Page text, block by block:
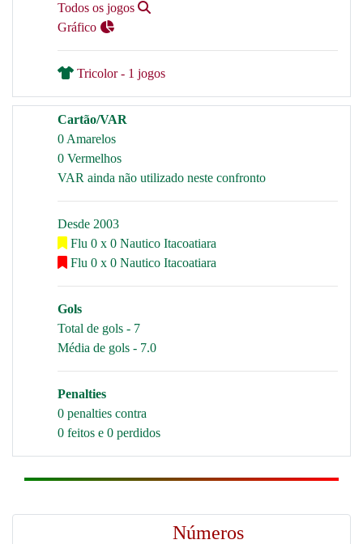
Todos os jogos
Gráfico
Tricolor - 1 jogos
Cartão/VAR
0 Amarelos
0 Vermelhos
VAR ainda não utilizado neste confronto
Desde 2003
Flu 0 x 0 Nautico Itacoatiara
Flu 0 x 0 Nautico Itacoatiara
Gols
Total de gols - 7
Média de gols - 7.0
Penalties
0 penalties contra
0 feitos e 0 perdidos
Números